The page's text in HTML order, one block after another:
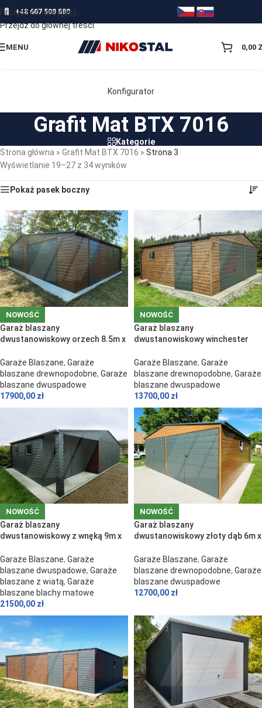
Przejdź do nawigacji
Przejdź do głównej treści
+48 607 508 580
MENU 0,00
Konfigurator
Grafit Mat BTX 7016
Kategorie
Strona główna » Grafit Mat BTX 7016 » Strona 3
Wyświetlanie 19–27 z 34 wyników
Pokaż pasek boczny
NOWOŚĆ
Garaż blaszany
dwustanowiskowy orzech 8.5m x
Garaże Blaszane, Garaże
blaszane drewnopodobne, Garaże
blaszane dwuspadowe
17900,00 zł
NOWOŚĆ
Garaż blaszany
dwustanowiskowy winchester
Garaże Blaszane, Garaże
blaszane drewnopodobne, Garaże
blaszane dwuspadowe
13700,00 zł
NOWOŚĆ
Garaż blaszany
dwustanowiskowy z wnęką 9m x
Garaże Blaszane, Garaże
blaszane dwuspadowe, Garaże
blaszane z wiatą, Garaże
blaszane blachy matowe
21500,00 zł
NOWOŚĆ
Garaż blaszany
dwustanowiskowy złoty dąb 6m x
Garaże Blaszane, Garaże
blaszane drewnopodobne, Garaże
blaszane dwuspadowe
12700,00 zł